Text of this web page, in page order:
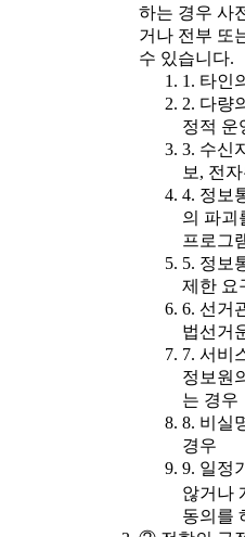
하는 경우 사
거나 전부 또
수 있습니다.
1. 타인
2. 다량
정적 운
3. 수신
보, 전
4. 정보
의 파괴
프로그
5. 정보
제한 요
6. 선거
법선거
7. 서비
정보원
는 경우
8. 비실
경우
9. 일정
않거나
동의를